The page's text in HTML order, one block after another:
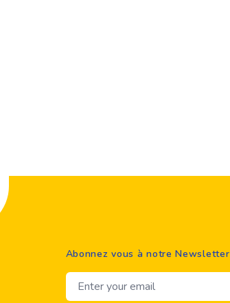
Abonnez vous à notre Newsletter
Email address